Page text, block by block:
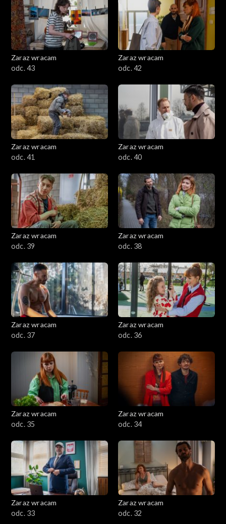
Zaraz wracam
odc. 43
Zaraz wracam
odc. 42
Zaraz wracam
odc. 41
Zaraz wracam
odc. 40
Zaraz wracam
odc. 39
Zaraz wracam
odc. 38
Zaraz wracam
odc. 37
Zaraz wracam
odc. 36
Zaraz wracam
odc. 35
Zaraz wracam
odc. 34
Zaraz wracam
odc. 33
Zaraz wracam
odc. 32